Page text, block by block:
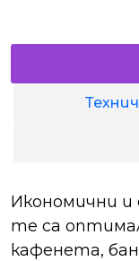
Икономични
те са
кафенета,